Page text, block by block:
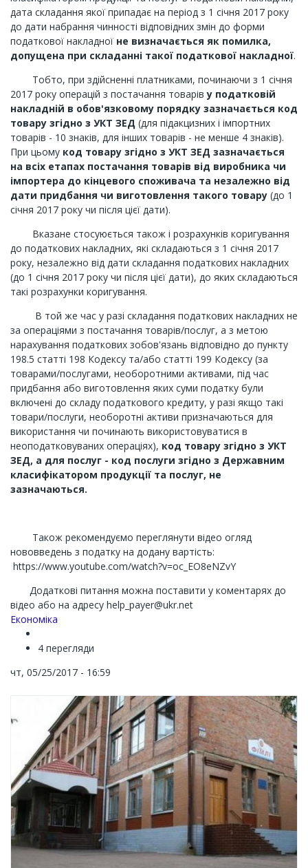
дата складання якої припадає на період з 1 січня 2017 року
до дати набрання чинності відповідних змін до форми
податкової накладної не визначається як помилка,
допущена при складанні такої податкової накладної.
Тобто, при здійсненні платниками, починаючи з 1 січня
2017 року операцій з постачання товаріву податковій
накладній в обов'язковому порядку зазначається код
товару згідно з УКТ ЗЕД (для підакцизних і імпортних
товарів - 10 знаків, для інших товарів - не менше 4 знаків).
При цьому код товару згідно з УКТ ЗЕД зазначається
на всіх етапах постачання товарів від виробника чи
імпортера до кінцевого споживача та незалежно від
дати придбання чи виготовлення такого товару (до 1
січня 2017 року чи після цієї дати).
Вказане стосуюється також і розрахунків коригування
до податкових накладних, які складаються з 1 січня 2017
року, незалежно від дати складання податкових накладних
(до 1 січня 2017 року чи після цієї дати), до яких складаються
такі розрахунки коригування.
В той же час у разі складання податкових накладних не
за операціями з постачання товарів/послуг, а з метою
нарахування податкових зобов'язань відповідно до пункту
198.5 статті 198 Кодексу та/або статті 199 Кодексу (за
товарами/послугами, необоротними активами, під час
придбання або виготовлення яких суми податку були
включені до складу податкового кредиту, у разі якщо такі
товари/послуги, необоротні активи призначаються для
використання чи починають використовуватися в
неоподатковуваних операціях), код товару згідно з УКТ
ЗЕД, а для послуг - код послуги згідно з Державним
класифікатором продукції та послуг, не
зазначаються.
Також рекомендуємо переглянути відео огляд
нововведень з податку на додану вартість:
https://www.youtube.com/watch?v=oc_EO8eNZvY
Додаткові питання можна поставити у коментарях до
відео або на адресу help_payer@ukr.net
Економіка
4 перегляди
чт, 05/25/2017 - 16:59